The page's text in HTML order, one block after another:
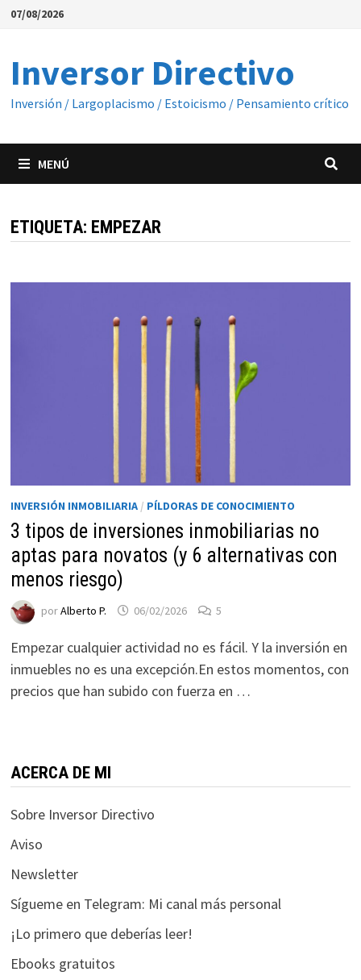
Saltar
07/08/2026
Inversor Directivo
Inversión / Largoplacismo / Estoicismo / Pensamiento crítico
MENÚ
ETIQUETA: EMPEZAR
INVERSIÓN INMOBILIARIA/ PÍLDORAS DE CONOCIMIENTO
3 tipos de inversiones inmobiliarias no
aptas para novatos (y 6 alternativas con
menos riesgo)
porAlberto P. 06/02/2026 5
Empezar cualquier actividad no es fácil. Y la inversión en
inmuebles no es una excepción.En estos momentos, con
precios que han subido con fuerza en …
ACERCA DE MI
Sobre Inversor Directivo
Aviso
Newsletter
Sígueme en Telegram: Mi canal más personal
¡Lo primero que deberías leer!
Ebooks gratuitos
Necesarias
cookies no
opcionales.
Son
necesarias
Para que
podamos
funcionalidad
de la web, en
base a cómo